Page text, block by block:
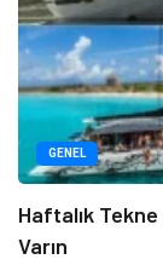
GENEL
Haftalık
Varın